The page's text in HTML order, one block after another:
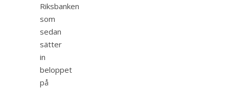
Riksbanken
som
sedan
sätter
in
beloppet
på